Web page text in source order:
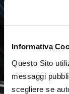
Informativa
Questo Sito
messaggi
scegliere se